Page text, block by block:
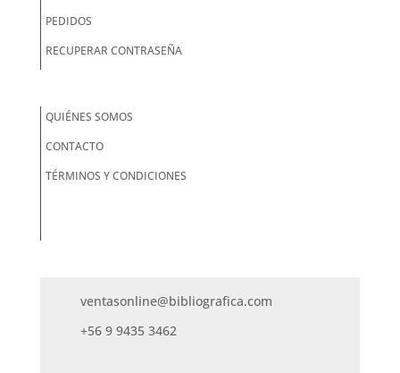
PEDIDOS
RECUPERAR CONTRASEÑA
QUIÉNES SOMOS
CONTACTO
TÉRMINOS Y CONDICIONES
ventasonline@bibliografica.com
+56 9 9435 3462